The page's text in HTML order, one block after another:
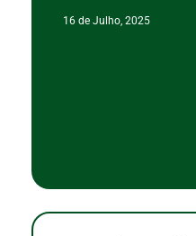
16 de Julho, 2025